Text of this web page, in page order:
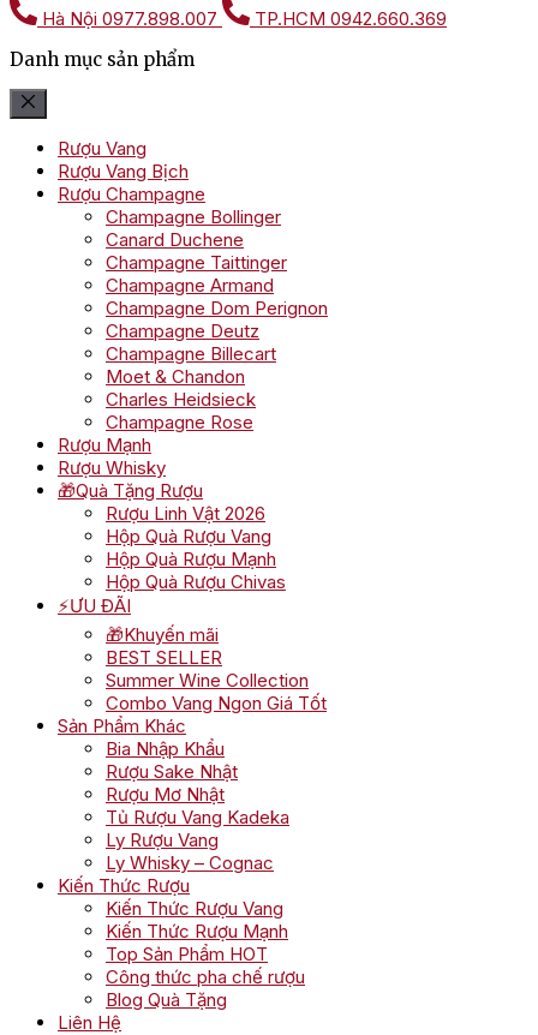
Hà Nội 0977.898.007 TP.HCM 0942.660.369
Danh mục sản phẩm
Rượu Vang
Rượu Vang Bịch
Rượu Champagne
Champagne Bollinger
Canard Duchene
Champagne Taittinger
Champagne Armand
Champagne Dom Perignon
Champagne Deutz
Champagne Billecart
Moet & Chandon
Charles Heidsieck
Champagne Rose
Rượu Mạnh
Rượu Whisky
🎁Quà Tặng Rượu
Rượu Linh Vật 2026
Hộp Quà Rượu Vang
Hộp Quà Rượu Mạnh
Hộp Quà Rượu Chivas
⚡ƯU ĐÃI
🎁Khuyến mãi
BEST SELLER
Summer Wine Collection
Combo Vang Ngon Giá Tốt
Sản Phẩm Khác
Bia Nhập Khẩu
Rượu Sake Nhật
Rượu Mơ Nhật
Tủ Rượu Vang Kadeka
Ly Rượu Vang
Ly Whisky – Cognac
Kiến Thức Rượu
Kiến Thức Rượu Vang
Kiến Thức Rượu Mạnh
Top Sản Phẩm HOT
Công thức pha chế rượu
Blog Quà Tặng
Liên Hệ